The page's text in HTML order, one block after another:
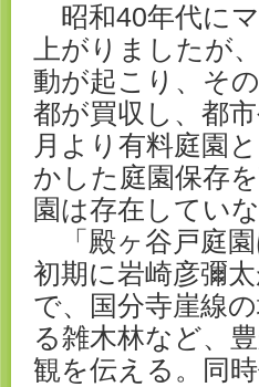
昭和40年代に
上がりましたが
動が起こり、そ
都が買収し、都
月より有料庭園
かした庭園保存
園は存在してい
「殿ヶ谷戸庭園
初期に岩崎彦彌
で、国分寺崖線
る雑木林など、
観を伝える。同